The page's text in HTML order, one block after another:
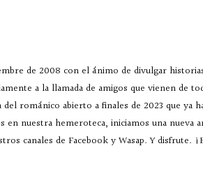
de 2008 con el ánimo de divulgar
a la llamada de amigos que vienen de
del románico abierto a finales de 2023 que ya
en nuestra hemeroteca, iniciamos una nueva
canales de Facebook y Wasap. Y disfrute.